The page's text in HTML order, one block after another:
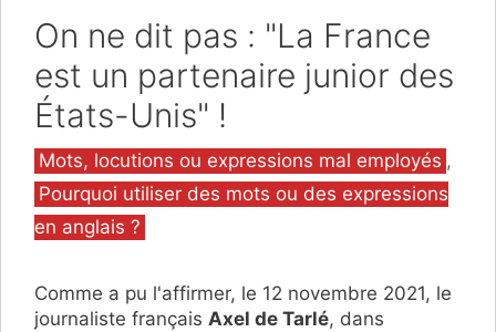
On ne dit pas : "La France
est un partenaire junior des
États-Unis" !
Catégories
Mots, locutions ou expressions mal employés ,
Pourquoi utiliser des mots ou des expressions
en anglais ?
Comme a pu l'affirmer, le 12 novembre 2021, le
journaliste français Axel de Tarlé, dans